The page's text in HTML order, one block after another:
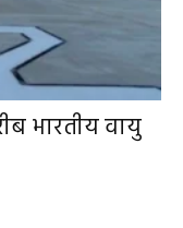
भारतीय वायु